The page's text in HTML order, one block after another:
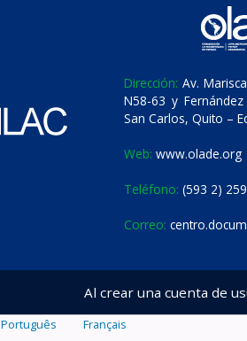
Dirección: Av.
N58-63 y
San Carlos, Quito –
Web: www.olade.org
Teléfono: (593 2)
Correo:
Al crear una cuenta de
Português Français